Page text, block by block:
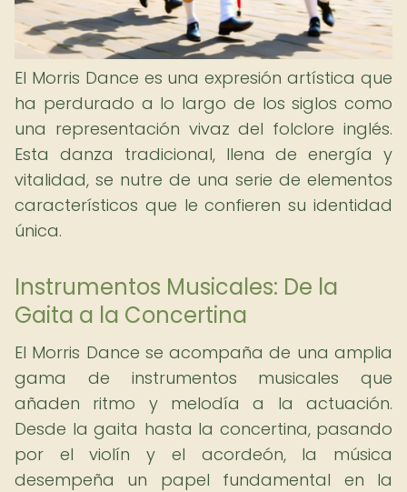
El Morris Dance es una expresión artística que
ha perdurado a lo largo de los siglos como
una representación vivaz del folclore inglés.
Esta danza tradicional, llena de energía y
vitalidad, se nutre de una serie de elementos
característicos que le confieren su identidad
única.
Instrumentos Musicales: De la
Gaita a la Concertina
El Morris Dance se acompaña de una amplia
gama de instrumentos musicales que
añaden ritmo y melodía a la actuación.
Desde la gaita hasta la concertina, pasando
por el violín y el acordeón, la música
desempeña un papel fundamental en la